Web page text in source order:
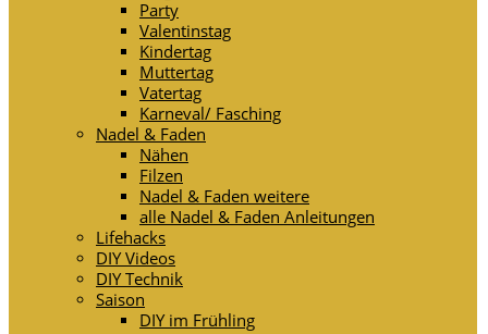
Party
Valentinstag
Kindertag
Muttertag
Vatertag
Karneval/ Fasching
Nadel & Faden
Nähen
Filzen
Nadel & Faden weitere
alle Nadel & Faden Anleitungen
Lifehacks
DIY Videos
DIY Technik
Saison
DIY im Frühling